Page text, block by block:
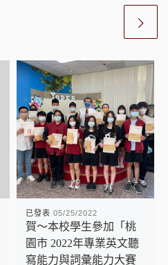
已發表 05/25/2022
賀～本校學生參加「桃
園市 2022年專業英文聽
寫能力與詞彙能力大賽